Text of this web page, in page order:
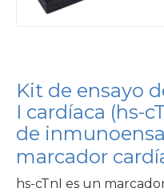
Kit de ensayo
I cardíaca (hs-
de
marcador
hs-cTnI es un